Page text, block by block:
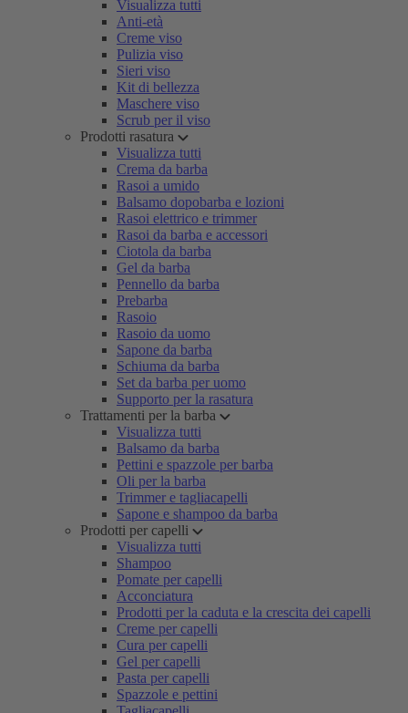
Visualizza tutti
Anti-età
Creme viso
Pulizia viso
Sieri viso
Kit di bellezza
Maschere viso
Scrub per il viso
Prodotti rasatura
Visualizza tutti
Crema da barba
Rasoi a umido
Balsamo dopobarba e lozioni
Rasoi elettrico e trimmer
Rasoi da barba e accessori
Ciotola da barba
Gel da barba
Pennello da barba
Prebarba
Rasoio
Rasoio da uomo
Sapone da barba
Schiuma da barba
Set da barba per uomo
Supporto per la rasatura
Trattamenti per la barba
Visualizza tutti
Balsamo da barba
Pettini e spazzole per barba
Oli per la barba
Trimmer e tagliacapelli
Sapone e shampoo da barba
Prodotti per capelli
Visualizza tutti
Shampoo
Pomate per capelli
Acconciatura
Prodotti per la caduta e la crescita dei capelli
Creme per capelli
Cura per capelli
Gel per capelli
Pasta per capelli
Spazzole e pettini